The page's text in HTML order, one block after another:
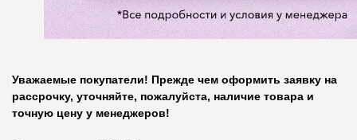
Уважаемые покупатели! Прежде чем оформить заявку на
рассрочку, уточняйте, пожалуйста, наличие товара и
точную цену у менеджеров!